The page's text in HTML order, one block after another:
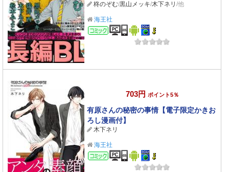
柊のぞむ/黒山メッキ/木下ネリ /他
海王社
コミック
703円 ポイント5％
有原さんの秘密の事情【電子限定かきお
ろし漫画付】
木下ネリ
海王社
コミック